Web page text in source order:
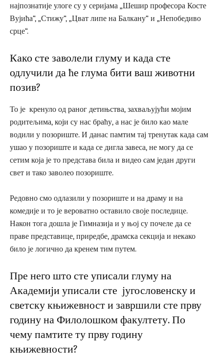
најпознатије улоге су у серијама „Шешир професора Косте
Вујића“, „Стижу“, „Цват липе на Балкану“ и „Непобедиво
срце“.
Како сте заволели глуму и када сте
одлучили да ће глума бити ваш животни
позив?
То је кренуло од раног детињства, захваљујући мојим
родитељима, који су нас браћу, а нас је било као мале
водили у позориште. И данас памтим тај тренутак када сам
ушао у позориште и када се дигла завеса, не могу да се
сетим која је то представа била и видео сам један други
свет и тако заволео позориште.
Редовно смо одлазили у позориште и на драму и на
комедије и то је вероватно оставило своје последице.
Након тога дошла је Гимназија и у њој су почеле да се
праве представице, приредбе, драмска секција и некако
било је логично да кренем тим путем.
Пре него што сте уписали глуму на
Академији уписали сте југословенску и
светску књижевност и завршили сте прву
годину на Филолошком факултету. По
чему памтите ту прву годину
књижевности?